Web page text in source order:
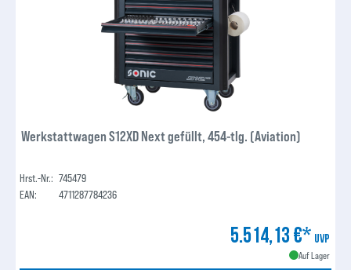
Werkstattwagen S12XD Next gefüllt, 454-tlg. (Aviation)
Hrst.-Nr.: 745479
EAN:
4711287784236
5.514,13 €* UVP
Auf Lager